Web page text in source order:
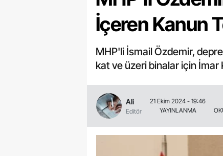
İçeren Kanun
MHP'li İsmail Özdemir,
kat ve üzeri binalar için
Ali
Editör
21 Ekim 2024 - 19:46
YAYINLANMA